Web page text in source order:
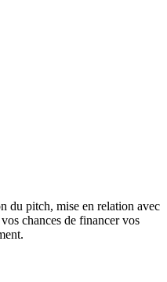
du pitch, mise en relation avec
chances de financer vos